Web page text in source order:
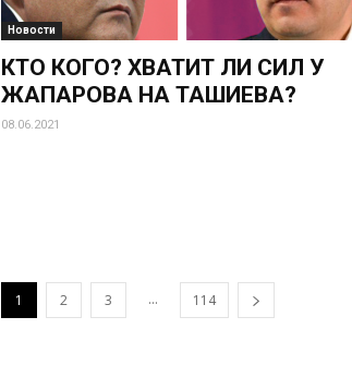
Новости
КТО КОГО? ХВАТИТ ЛИ СИЛ У
ЖАПАРОВА НА ТАШИЕВА?
08.06.2021
1 2 3 ... 114